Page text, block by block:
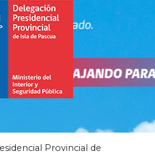
Provincial de